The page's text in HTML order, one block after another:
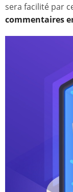
sera facilité par
commentaires